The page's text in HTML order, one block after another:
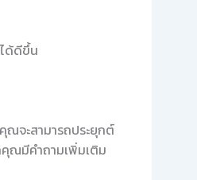
ด้ดีขึ้น
ณจะสามารถประยุกต์
ณมีคำถามเพิ่มเติม